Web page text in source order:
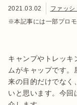
2021.03.02
ファッシ
※本記事には一部プロ
キャンプやトレッキ
ムがキャップです
来の目的だけでなく
いと思います。今回